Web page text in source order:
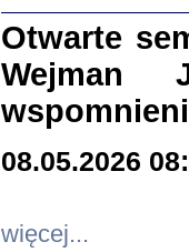
Otwarte
Wejman
08.05.2026
więcej...